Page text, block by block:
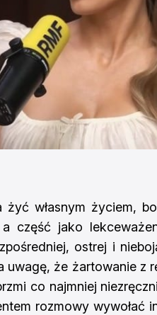
żyć własnym życiem,
część jako
ostrej i
uwagę, że żartowanie
co najmniej
rozmowy wywołać